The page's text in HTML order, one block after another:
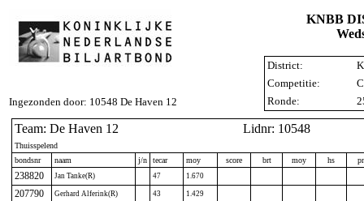
Ingezonden door: 10548 De Haven 12
KNBB
District:
Competitie:
Ronde:
Team: De Haven 12 Lidnr: 10548
Thuisspelend
bondsnr
naam j/n tecar moy score brt moy hs
238820 Jan Tanke(R) 47 1.670
207790 Gerhard Alferink(R) 43 1.429